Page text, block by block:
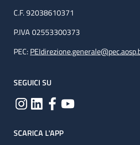
C.F. 92038610371
P.IVA 02553300373
PEC:
SEGUICI SU
SCARICA L'APP